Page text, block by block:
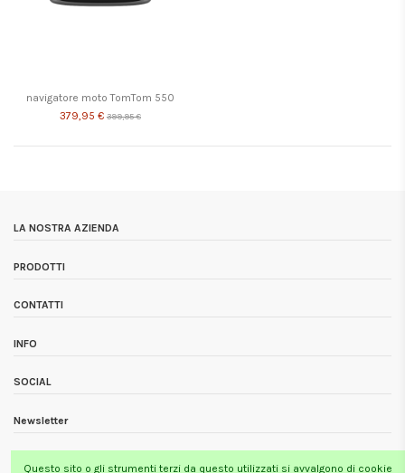
navigatore moto TomTom 550
379,95 € 399,95 €
LA NOSTRA AZIENDA
PRODOTTI
CONTATTI
INFO
SOCIAL
Newsletter
Tutti i prezzi si intendono Iva inclusa
Questo sito o gli strumenti terzi da questo utilizzati si avvalgono di cookie